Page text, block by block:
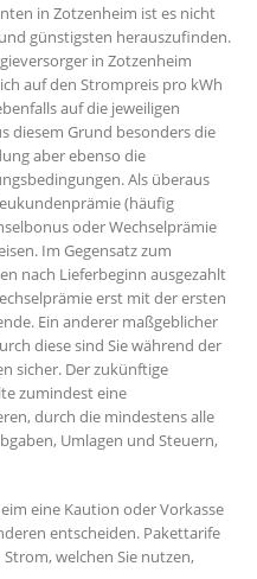
in Zotzenheim ist es nicht
günstigsten herauszufinden.
in Zotzenheim
auf den Strompreis pro kWh
auf die jeweiligen
diesem Grund besonders die
aber ebenso die
Als überaus
(häufig
oder Wechselprämie
Im Gegensatz zum
nach Lieferbeginn ausgezahlt
erst mit der ersten
Ein anderer maßgeblicher
diese sind Sie während der
sicher. Der zukünftige
zumindest eine
durch die mindestens alle
Umlagen und Steuern,
eine Kaution oder Vorkasse
entscheiden. Pakettarife
welchen Sie nutzen,